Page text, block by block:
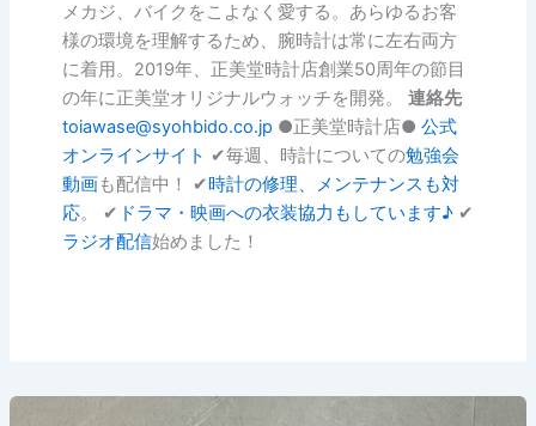
メカジ、バイクをこよなく愛する。あらゆるお客
様の環境を理解するため、腕時計は常に左右両方
に着用。2019年、正美堂時計店創業50周年の節目
の年に正美堂オリジナルウォッチを開発。 連絡先
toiawase@syohbido.co.jp ●正美堂時計店● 公式
オンラインサイト ✔︎毎週、時計についての勉強会
動画も配信中！ ✔︎時計の修理、メンテナンスも対
応。 ✔︎ ドラマ・映画への衣装協力もしています♪✔︎
ラジオ配信始めました！